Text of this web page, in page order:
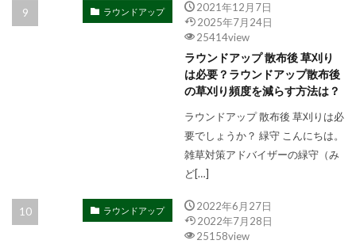
ラウンドアップ
2021年12月7日
2025年7月24日
25414view
ラウンドアップ 散布後 草刈り
は必要？ラウンドアップ散布後
の草刈り頻度を減らす方法は？
ラウンドアップ 散布後 草刈りは必
要でしょうか？ 緑守 こんにちは。
雑草対策アドバイザーの緑守（み
ど[…]
ラウンドアップ
2022年6月27日
2022年7月28日
25158view